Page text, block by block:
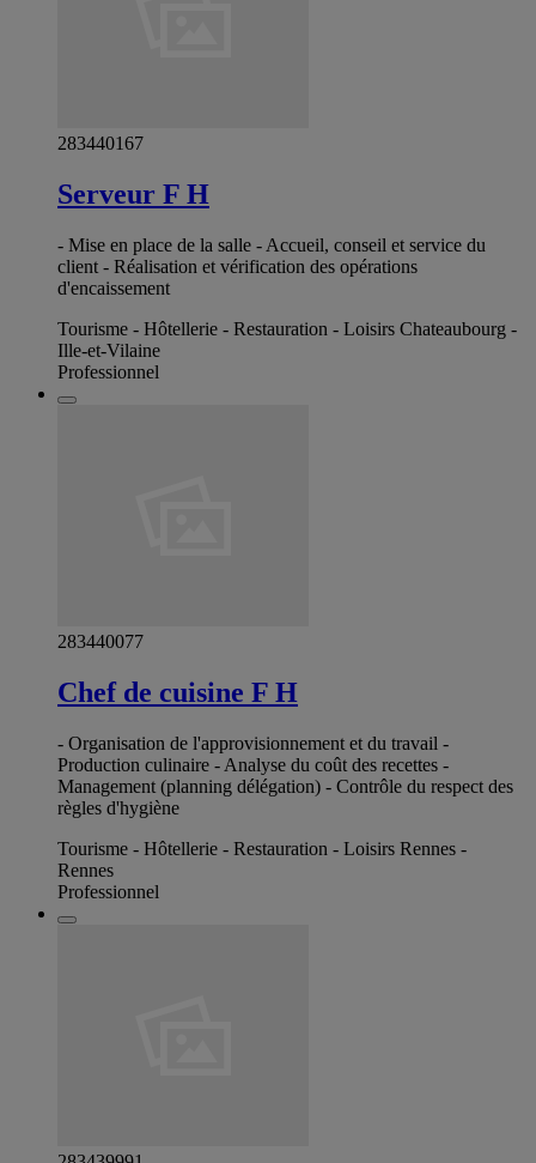
283440167
Serveur F H
- Mise en place de la salle - Accueil, conseil et service du
client - Réalisation et vérification des opérations
d'encaissement
Tourisme - Hôtellerie - Restauration - Loisirs Chateaubourg -
Ille-et-Vilaine
Professionnel
283440077
Chef de cuisine F H
- Organisation de l'approvisionnement et du travail -
Production culinaire - Analyse du coût des recettes -
Management (planning délégation) - Contrôle du respect des
règles d'hygiène
Tourisme - Hôtellerie - Restauration - Loisirs Rennes -
Rennes
Professionnel